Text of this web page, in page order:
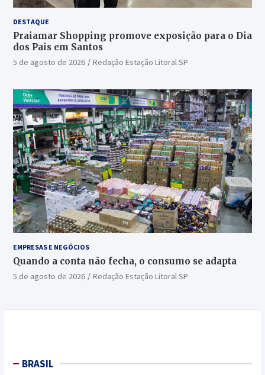
DESTAQUE
Praiamar Shopping promove exposição para o Dia
dos Pais em Santos
5 de agosto de 2026 Redação Estação Litoral SP
EMPRESAS E NEGÓCIOS
Quando a conta não fecha, o consumo se adapta
5 de agosto de 2026 Redação Estação Litoral SP
BRASIL